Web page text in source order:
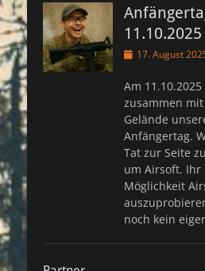
11.10.2025
Veröffentlicht
17. August
Am
zusammen
Gelände
Anfängertag.
Tat zur Seite
um Airsoft. Ihr
Möglichkeit
noch kein